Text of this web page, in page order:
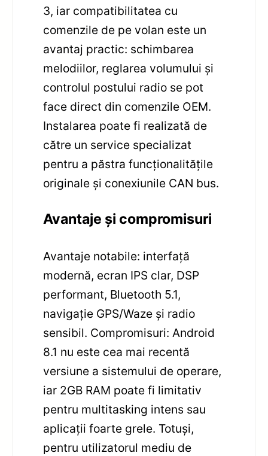
3, iar compatibilitatea cu
comenzile de pe volan este un
avantaj practic: schimbarea
melodiilor, reglarea volumului și
controlul postului radio se pot
face direct din comenzile OEM.
Instalarea poate fi realizată de
către un service specializat
pentru a păstra funcționalitățile
originale și conexiunile CAN bus.
Avantaje și compromisuri
Avantaje notabile: interfață
modernă, ecran IPS clar, DSP
performant, Bluetooth 5.1,
navigație GPS/Waze și radio
sensibil. Compromisuri: Android
8.1 nu este cea mai recentă
versiune a sistemului de operare,
iar 2GB RAM poate fi limitativ
pentru multitasking intens sau
aplicații foarte grele. Totuși,
pentru utilizatorul mediu de